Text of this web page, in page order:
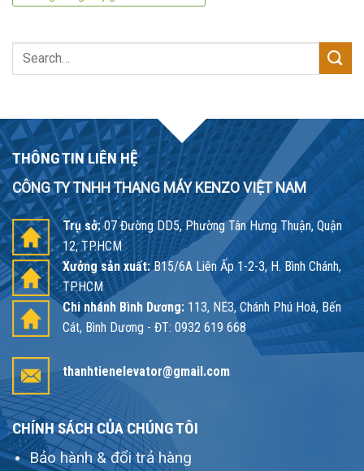
Search
THÔNG TIN LIÊN HỆ
CÔNG TY TNHH THANG MÁY KENZO VIỆT NAM
Trụ sở:07 Đường DD5, Phường Tân Hưng Thuận, Quận
12, TP.HCM
Xưởng sản xuất:B15/6A Liên Ấp 1-2-3, H. Bình Chánh,
TP.HCM
Chi nhánh Bình Dương: 113, NE3, Chánh Phú Hoà, Bến
Cát, Bình Dương - ĐT: 0932 619 668
thanhtienelevator@gmail.com
CHÍNH SÁCH CỦA CHÚNG TÔI
Bảo hành & đổi trả hàng